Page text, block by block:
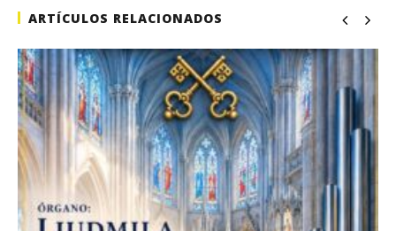
ARTÍCULOS RELACIONADOS